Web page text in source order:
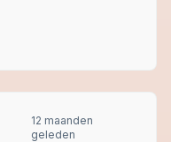
12 maanden
geleden